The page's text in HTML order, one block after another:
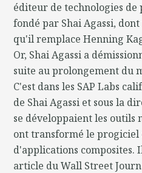
éditeur de technologies
fondé par Shai Agassi,
qu'il remplace Henning
Or, Shai Agassi a
suite au prolongement du
C'est dans les SAP Labs
de Shai Agassi et sous la
se développaient les outils
ont transformé le progiciel
d'applications composites.
article du Wall Street